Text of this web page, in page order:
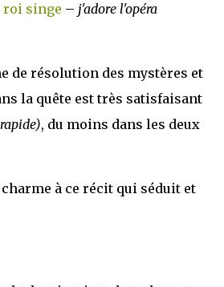
roi singe – j'adore l'opéra
de résolution des mystères et
la quête est très satisfaisant
, du moins dans les deux
à ce récit qui séduit et